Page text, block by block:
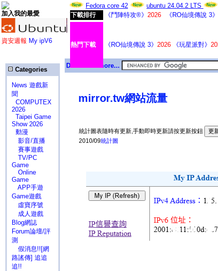
加入我的最愛
資安週報 My ipV6
Fedora core 42
ubuntu 24.04.2 LTS
下載排行
《鬥陣特攻®》 2026 《RO仙境傳說 3》
熱門下載 《RO仙境傳說 3》 2026 《玩星派對》
Categories
News 遊戲新
聞
COMPUTEX
2026
Taipei Game
Show 2026
動漫
影音/直播
賽事遊戲
TV/PC
Game
Online
Game
APP手遊
Game遊戲
虛寶序號
成人遊戲
Blog網誌
Forum論壇/評
測
假消息!![網
路謠傳] 追追
追!!
Download more...
mirror.tw網站流量
統計圖表隨時有更新,手動即時更新請按更新按鈕
2010/09統計圖